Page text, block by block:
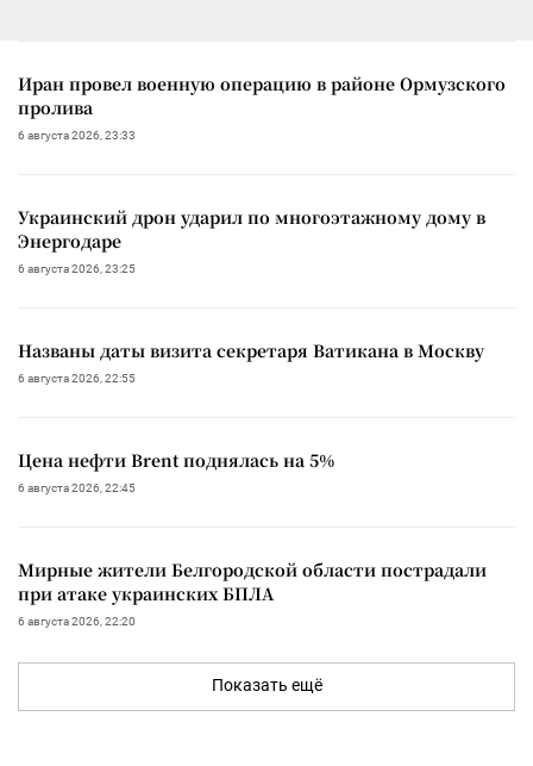
Иран провел военную операцию в районе Ормузского
пролива
6 августа 2026, 23:33
Украинский дрон ударил по многоэтажному дому в
Энергодаре
6 августа 2026, 23:25
Названы даты визита секретаря Ватикана в Москву
6 августа 2026, 22:55
Цена нефти Brent поднялась на 5%
6 августа 2026, 22:45
Мирные жители Белгородской области пострадали
при атаке украинских БПЛА
6 августа 2026, 22:20
Показать ещё